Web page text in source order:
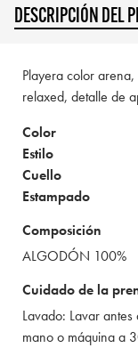
DESCRIPCIÓN DEL
Playera color
relaxed, detalle de
Color
Estilo
Cuello
Estampado
Composición
ALGODÓN 100%
Cuidado de la
Lavado: Lavar
mano o máquina a